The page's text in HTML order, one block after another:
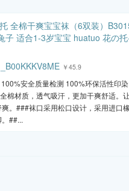
￥45.9
安全质量检测 100%环保活性印染
棉材质，透气吸汗，更加干爽舒适。
。###袜口采用松口设计，采用进口
##...